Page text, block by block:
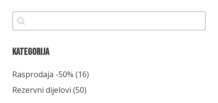
Pretraži
Pretraži
Kategorija
Kategorija
Rasprodaja -50% (16)
Rezervni dijelovi (50)